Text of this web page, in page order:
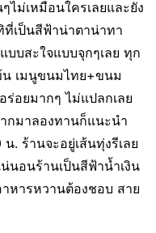
ม่เหมือนใครเลยและยัง
เป็นสีฟ้าน่าตาน่าทา
บสะใจแบบจุกๆเลย ทุก
เมนูขนมไทย+ขนม
อยมากๆ ไม่แปลกเลย
กมาลองทานก็แนะนำ
. ร้านจะอยู่เส้นทุ่งรีเลย
นอนร้านเป็นสีฟ้าน้ำเงิน
หารหวานต้องชอบ สาย